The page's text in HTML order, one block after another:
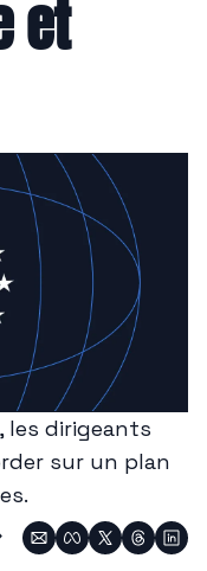
et
les dirigeants
sur un plan